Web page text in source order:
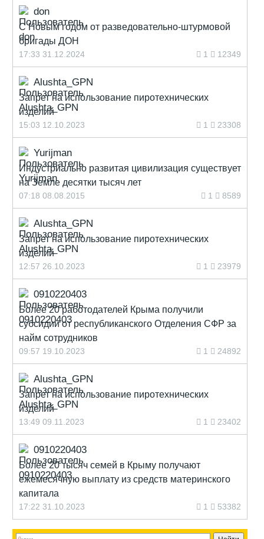
don
С Новым годом от разведовательно-штурмовой
бригады ДОН
17:33 31.12.2024 1 12349
Alushta_GPN
Запрет на использование пиротехнических
изделий
15:03 12.10.2023 1 23308
Yurijman
Индустриально развитая цивилизация существует
на Земле десятки тысяч лет
07:18 08.08.2015 1 8589
Alushta_GPN
Запрет на использование пиротехнических
изделий
12:57 26.10.2023 1 23979
0910220403
Более 20 работодателей Крыма получили
субсидии от республиканского Отделения СФР за
найм сотрудников
09:57 19.10.2023 1 24892
Alushta_GPN
Запрет на использование пиротехнических
изделий
13:49 09.11.2023 1 23402
0910220403
Более 20 тысяч семей в Крыму получают
ежемесячную выплату из средств материнского
капитала
17:22 31.10.2023 1 53382